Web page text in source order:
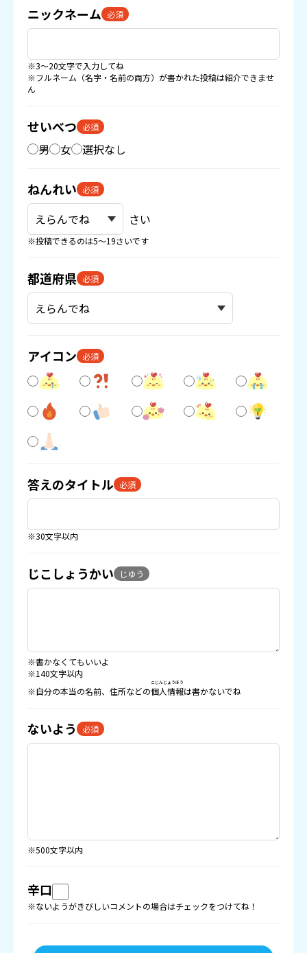
ニックネーム 必須
※3〜20文字で入力してね
※フルネーム（名字・名前の両方）が書かれた投稿は紹介できませ
ん
せいべつ 必須
男 女 選択なし
ねんれい 必須
さい
※投稿できるのは5〜19さいです
都道府県 必須
アイコン 必須
答えのタイトル 必須
※30文字以内
じこしょうかい じゆう
※書かなくてもいいよ
※140文字以内
※自分の本当の名前、住所などの個人情報
こじんじょうほう
は書かないでね
ないよう 必須
※500文字以内
辛口
※ないようがきびしいコメントの場合はチェックをつけてね！